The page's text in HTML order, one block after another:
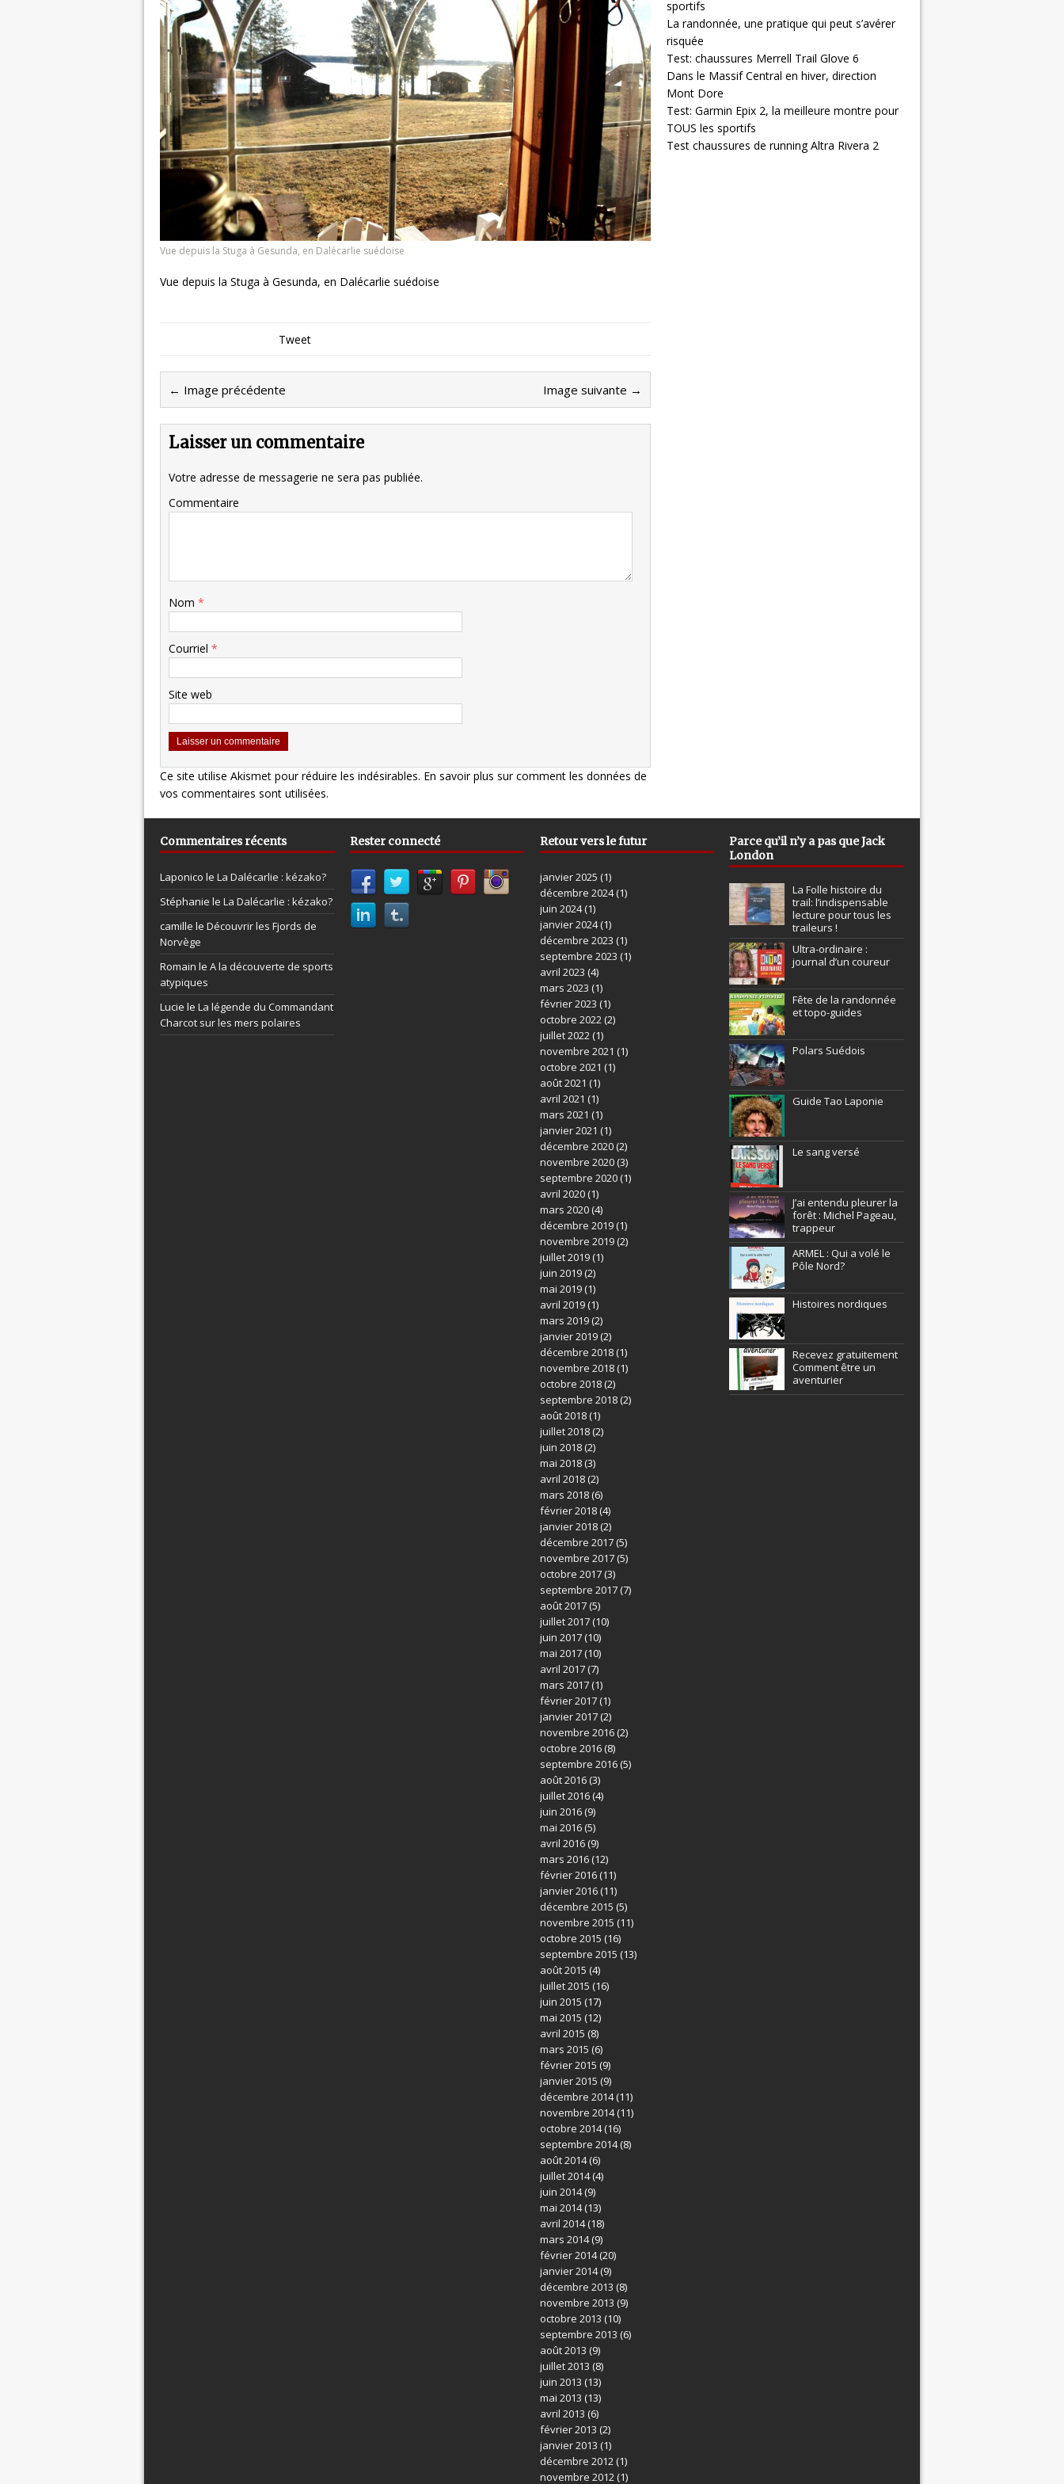
Vue depuis la Stuga à Gesunda, en Dalécarlie suédoise
Vue depuis la Stuga à Gesunda, en Dalécarlie suédoise
Tweet
← Image précédente Image suivante →
Laisser un commentaire
Votre adresse de messagerie ne sera pas publiée.
Commentaire
Nom *
Courriel *
Site web
Ce site utilise Akismet pour réduire les indésirables. En savoir plus sur comment les données de
vos commentaires sont utilisées.
sportifs
La randonnée, une pratique qui peut s’avérer
risquée
Test: chaussures Merrell Trail Glove 6
Dans le Massif Central en hiver, direction
Mont Dore
Test: Garmin Epix 2, la meilleure montre pour
TOUS les sportifs
Test chaussures de running Altra Rivera 2
Commentaires récents
Laponico le La Dalécarlie : kézako?
Stéphanie le La Dalécarlie : kézako?
camille le Découvrir les Fjords de
Norvège
Romain le A la découverte de sports
atypiques
Lucie le La légende du Commandant
Charcot sur les mers polaires
Rester connecté Retour vers le futur
janvier 2025 (1)
décembre 2024(1)
juin 2024(1)
janvier 2024(1)
décembre 2023 (1)
septembre 2023 (1)
avril 2023 (4)
mars 2023 (1)
février 2023 (1)
octobre 2022(2)
juillet 2022(1)
novembre 2021 (1)
octobre 2021 (1)
août 2021 (1)
avril 2021 (1)
mars 2021 (1)
janvier 2021 (1)
décembre 2020(2)
novembre 2020(3)
septembre 2020(1)
avril 2020(1)
mars 2020(4)
décembre 2019(1)
novembre 2019(2)
juillet 2019(1)
juin 2019(2)
mai 2019(1)
avril 2019(1)
mars 2019(2)
janvier 2019(2)
décembre 2018(1)
novembre 2018(1)
octobre 2018(2)
septembre 2018(2)
août 2018(1)
juillet 2018(2)
juin 2018(2)
mai 2018(3)
avril 2018(2)
mars 2018(6)
février 2018(4)
janvier 2018(2)
décembre 2017(5)
novembre 2017(5)
octobre 2017(3)
septembre 2017(7)
août 2017(5)
juillet 2017(10)
juin 2017(10)
mai 2017(10)
avril 2017(7)
mars 2017(1)
février 2017(1)
janvier 2017(2)
novembre 2016(2)
octobre 2016(8)
septembre 2016(5)
août 2016(3)
juillet 2016(4)
juin 2016(9)
mai 2016(5)
avril 2016(9)
mars 2016(12)
février 2016(11)
janvier 2016(11)
décembre 2015 (5)
novembre 2015 (11)
octobre 2015 (16)
septembre 2015 (13)
août 2015 (4)
juillet 2015 (16)
juin 2015 (17)
mai 2015 (12)
avril 2015 (8)
mars 2015 (6)
février 2015 (9)
janvier 2015 (9)
décembre 2014(11)
novembre 2014(11)
octobre 2014(16)
septembre 2014(8)
août 2014(6)
juillet 2014(4)
juin 2014(9)
mai 2014(13)
avril 2014(18)
mars 2014(9)
février 2014(20)
janvier 2014(9)
décembre 2013 (8)
novembre 2013 (9)
octobre 2013 (10)
septembre 2013 (6)
août 2013 (9)
juillet 2013 (8)
juin 2013 (13)
mai 2013 (13)
avril 2013 (6)
février 2013 (2)
janvier 2013 (1)
décembre 2012(1)
novembre 2012(1)
Parce qu’il n’y a pas que Jack
London
La Folle histoire du
trail: l’indispensable
lecture pour tous les
traileurs !
Ultra-ordinaire :
journal d’un coureur
Fête de la randonnée
et topo-guides
Polars Suédois
Guide Tao Laponie
Le sang versé
J’ai entendu pleurer la
forêt : Michel Pageau,
trappeur
ARMEL : Qui a volé le
Pôle Nord?
Histoires nordiques
Recevez gratuitement
Comment être un
aventurier